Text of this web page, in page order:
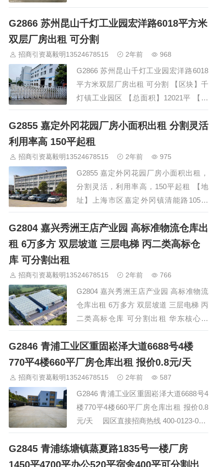
电】200kva 【证件】产证、消防、排水
证件齐全、可注册公司、环评。 一号车
间 【结构楼层】砖混双层结构 【层高】
一楼4.8米、二楼4.8米 【面积】7000平
【价格】一楼29元/㎡/月、二楼18元…
G2866 苏州昆山千灯工业园宏洋路6018平方米
双层厂房出租 可分割
招商引资葛毅明13524678515 2年前 968
G2866 苏州昆山千灯工业园宏洋路6018
平方米双层厂房出租 可分割 【区块】千
灯镇工业园区 【总面积】12021平 【消
防】丙类 【配电】250kva 【证件】产
证、消防、排水证件齐全、可注册公司、
环评。 一号车间（待租） 【结构楼层】
砖混双层结构 【层高】一楼4.8米、二楼
3000）【可分租】 【价格】一楼30元/㎡/
月、二…
G2855 嘉定外冈花园厂房小面积出租 分割灵活
利用率高 150平起租
招商引资葛毅明13524678515 2年前 975
G2855 嘉定外冈花园厂房小面积出租，
分割灵活，利用率高，150平起租 【地
址】上海市区嘉定‬‬外冈镇清能路105号
【区块】104板块/证件齐全/可办评环‬‬
【面积】总32000平/框架结构/高5m/可分
割 【户型】
G2804 嘉兴秀洲王店产业园 高标准物流仓库出
租 6万多方 双层坡道 三层电梯 丙二类高标仓
库 可分割出租
招商引资葛毅明13524678515 2年前 766
G2804 嘉兴秀洲王店产业园 高标准物流
仓库出租 6万多方 双层坡道 三层电梯 丙
二类高标仓库 可分割出租 华东核心区
位，50km辐射半径覆 盖嘉兴、上海、杭
州、苏州等华东核心城市，是华东区域分
拨的理想选择。 总面积63527.24平方
米，2020年06月交付使用。 双层坡道 三
一个消防分区起租3000-5000平，如正好
项目还有空置面积的时候，可…
G2846 青浦工业区重固崧泽大道6688号4楼
770平4楼660平厂房仓库出租 报价0.8元/天
招商引资葛毅明13524678515 2年前 587
G2846 青浦工业区重固崧泽大道6688号4
楼770平4楼660平厂房仓库出租 报价0.8
元/天 园区直接招商热线 400-0123-021
，欢迎预约看房 现场招商 13524678515
微信同号 （看房有请发送名片报备，感
谢配合） …
G2845 青浦练塘镇蒸夏路1835号一楼厂房
1450平4700平办公520平宿舍400平可分割出